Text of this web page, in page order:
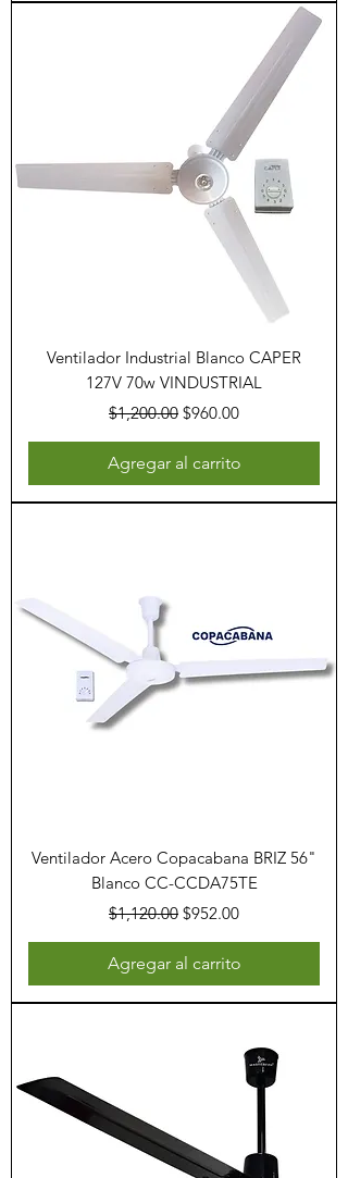
Ventilador Industrial Blanco CAPER
127V 70w VINDUSTRIAL
Precio
$1,200.00 Precio de oferta
$960.00
Agregar al carrito
Ventilador Acero Copacabana BRIZ 56"
Blanco CC-CCDA75TE
Precio
$1,120.00 Precio de oferta
$952.00
Agregar al carrito